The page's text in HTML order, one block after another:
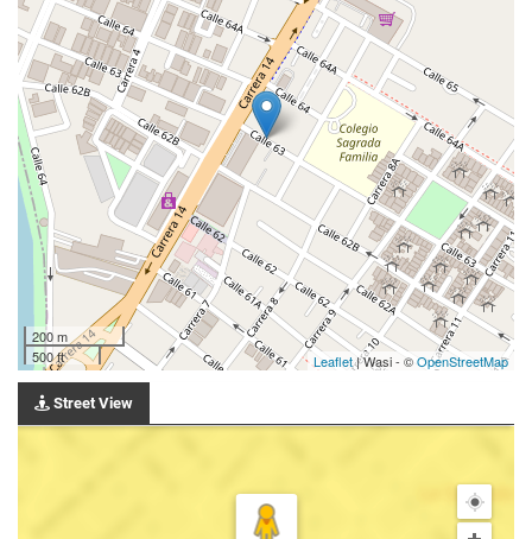
200 m
500 ft
Leaflet| Wasi - ©OpenStreetMap
Street View